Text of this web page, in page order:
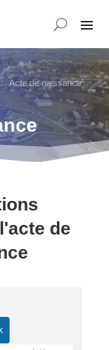
Acte de naissance
de